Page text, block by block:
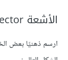
الأشعة Vector
ارسم ذهنيًا بعض